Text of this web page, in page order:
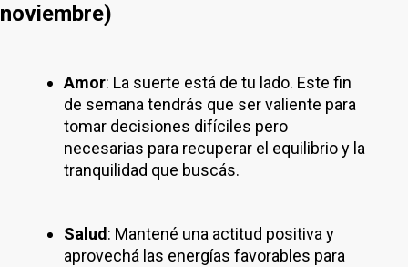
noviembre)
Amor: La suerte está de tu lado. Este fin
de semana tendrás que ser valiente para
tomar decisiones difíciles pero
necesarias para recuperar el equilibrio y la
tranquilidad que buscás.
Salud : Mantené una actitud positiva y
aprovechá las energías favorables para